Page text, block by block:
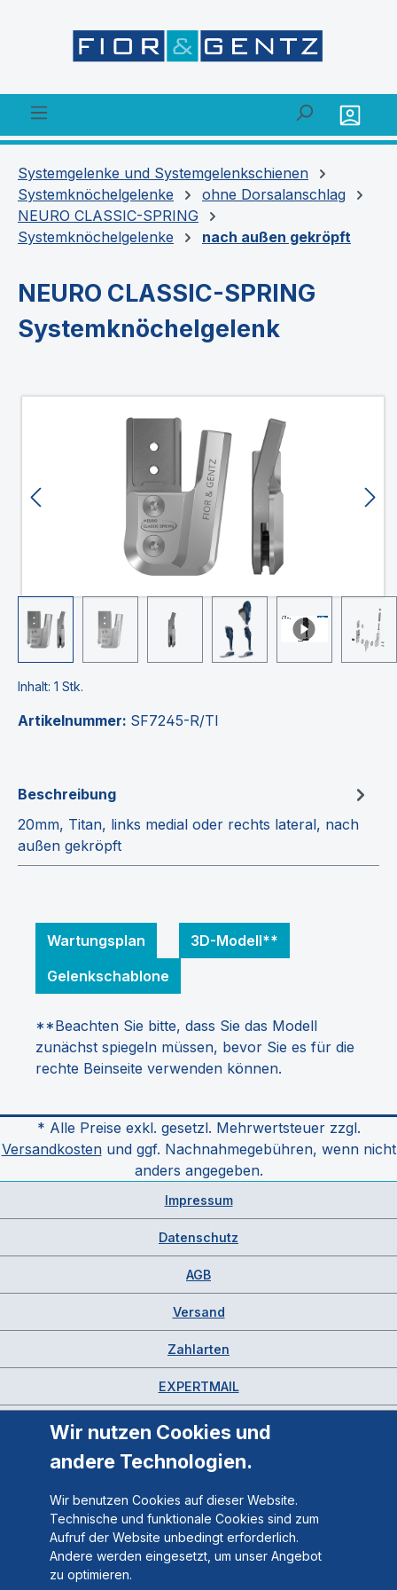
Systemgelenke und Systemgelenkschienen
Systemknöchelgelenke
ohne Dorsalanschlag
NEURO CLASSIC-SPRING
Systemknöchelgelenke
nach außen gekröpft
NEURO CLASSIC-SPRING
Systemknöchelgelenk
Inhalt: 1 Stk.
Artikelnummer: SF7245-R/TI
Beschreibung
20mm, Titan, links medial oder rechts lateral, nach
außen gekröpft
Wartungsplan
3D-Modell**
Gelenkschablone
**Beachten Sie bitte, dass Sie das Modell
zunächst spiegeln müssen, bevor Sie es für die
rechte Beinseite verwenden können.
* Alle Preise exkl. gesetzl. Mehrwertsteuer zzgl.
Versandkostenund ggf. Nachnahmegebühren, wenn nicht
anders angegeben.
Impressum
Datenschutz
AGB
Versand
Zahlarten
EXPERTMAIL
Wir nutzen Cookies und
andere Technologien.
Wir benutzen Cookies auf dieser Website.
Technische und funktionale Cookies sind zum
Aufruf der Website unbedingt erforderlich.
Andere werden eingesetzt, um unser Angebot
zu optimieren.